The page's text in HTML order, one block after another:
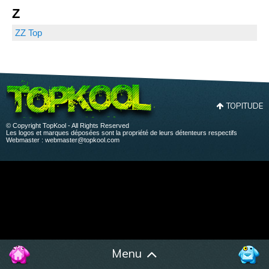
Menu
Z
ZZ Top
TOPITUDE
© Copyright TopKool - All Rights Reserved
Les logos et marques déposées sont la propriété de leurs détenteurs respectifs
Webmaster : webmaster@topkool.com